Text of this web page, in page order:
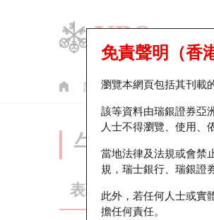
認股證 牛熊證 美股指
免責聲明（香
瀏覽本網頁包括其刊載
該等資料由瑞銀證券亞
人士不得瀏覽、使用、
當地法律及法規或會禁
規，瑞士銀行、瑞銀證
此外，若任何人士或實
擔任何責任。
牛熊證分
表現 街貨統計